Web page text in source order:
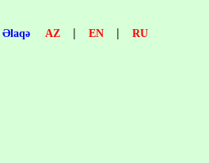
Əlaqə AZ | EN | RU